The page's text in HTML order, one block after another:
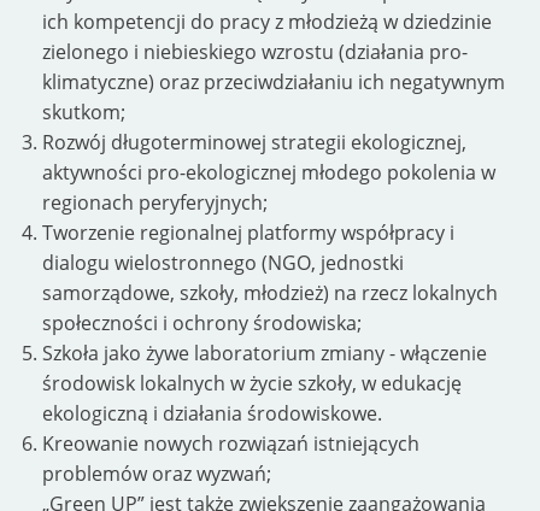
ich kompetencji do pracy z młodzieżą w dziedzinie
zielonego i niebieskiego wzrostu (działania pro-
klimatyczne) oraz przeciwdziałaniu ich negatywnym
skutkom;
Rozwój długoterminowej strategii ekologicznej,
aktywności pro-ekologicznej młodego pokolenia w
regionach peryferyjnych;
Tworzenie regionalnej platformy współpracy i
dialogu wielostronnego (NGO, jednostki
samorządowe, szkoły, młodzież) na rzecz lokalnych
społeczności i ochrony środowiska;
Szkoła jako żywe laboratorium zmiany - włączenie
środowisk lokalnych w życie szkoły, w edukację
ekologiczną i działania środowiskowe.
Kreowanie nowych rozwiązań istniejących
problemów oraz wyzwań;
„Green UP” jest także zwiększenie zaangażowania